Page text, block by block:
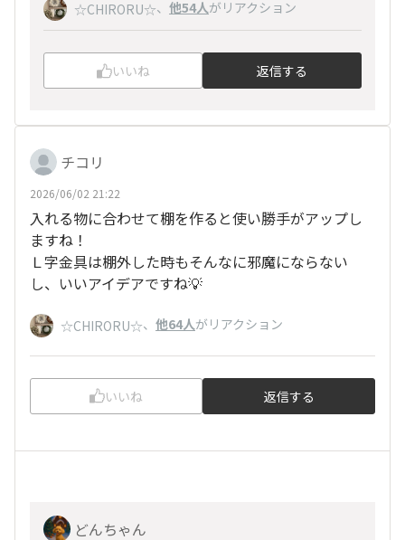
☆CHIRORU☆、 他54人がリアクション
いいね 返信する
チコリ
2026/06/02 21:22
入れる物に合わせて棚を作ると使い勝手がアップし
ますね！
Ｌ字金具は棚外した時もそんなに邪魔にならない
し、いいアイデアですね💡
☆CHIRORU☆、 他64人がリアクション
いいね 返信する
どんちゃん